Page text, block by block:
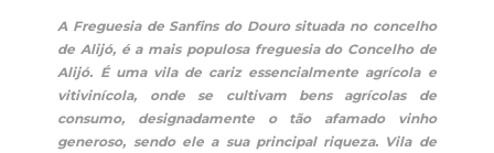
A Freguesia de Sanfins do Douro situada no concelho
de Alijó, é a mais populosa freguesia do Concelho de
Alijó. É uma vila de cariz essencialmente agrícola e
vitivinícola, onde se cultivam bens agrícolas de
consumo, designadamente o tão afamado vinho
generoso, sendo ele a sua principal riqueza. Vila de